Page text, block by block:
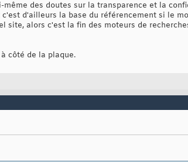
des doutes sur la transparence et la
d'ailleurs la base du référencement si le
site, alors c'est la fin des moteurs de
côté de la plaque.